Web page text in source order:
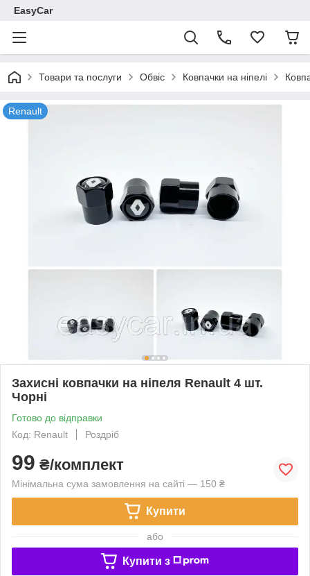
EasyCar
Товари та послуги Обвіс Ковпачки на ніпелі
Renault
Захисні ковпачки на ніпеля Renault 4 шт.
Чорні
Готово до відправки
Код: Renault
Роздріб
99 ₴/комплект
Мінімальна сума замовлення на сайті — 150 ₴
Купити
або
Купити з